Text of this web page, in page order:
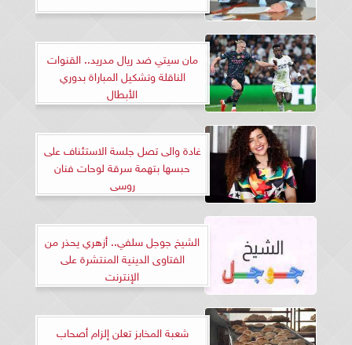
مان سيتي ضد ريال مدريد.. القنوات
الناقلة وتشكيل المباراة بدوري
الأبطال
غادة والى تصل جلسة الاستئناف على
حبسها بتهمة سرقة لوحات فنان
روسى
الشيخ جوجل سلفي.. أزهري يحذر من
الفتاوى الدينية المنتشرة على
الإنترنت
شعبة المخابز تعلن إلزام أصحاب